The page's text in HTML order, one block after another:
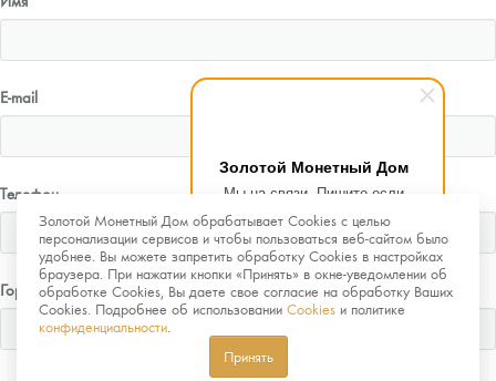
Золотой Монетный Дом
Мы на связи. Пишите если
возникнут любые вопросы.
Рады помочь.
Золотой Монетный Дом обрабатывает Cookies с целью
персонализации сервисов и чтобы пользоваться веб-сайтом было
удобнее. Вы можете запретить обработку Cookies в настройках
браузера. При нажатии кнопки «Принять» в окне-уведомлении об
обработке Cookies, Вы даете свое согласие на обработку Ваших
Cookies. Подробнее об использовании Cookies и политике
конфиденциальности
Принять
E-mail
Телефон
Город